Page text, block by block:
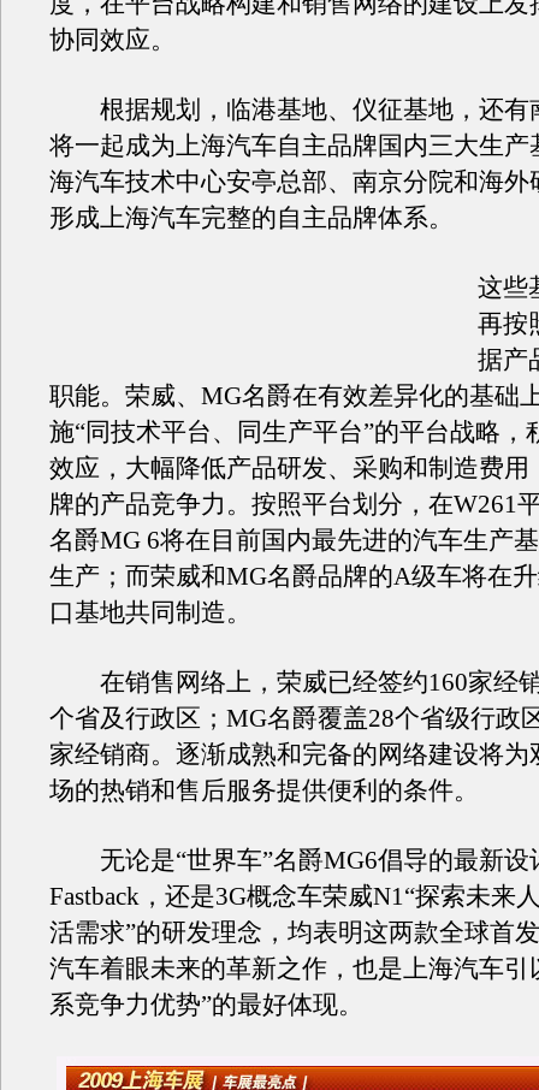
协同效应。
根据规划，临港基地、仪征基地，还有
将一起成为上海汽车自主品牌国内三大生产
海汽车技术中心安亭总部、南京分院和海外
形成上海汽车完整的自主品牌体系。
这些
再按
据产
职能。荣威、MG名爵在有效差异化的基础
施“同技术平台、同生产平台”的平台战略，
效应，大幅降低产品研发、采购和制造费用
牌的产品竞争力。按照平台划分，在W261
名爵MG 6将在目前国内最先进的汽车生产
生产；而荣威和MG名爵品牌的A级车将在
口基地共同制造。
在销售网络上，荣威已经签约160家经
个省及行政区；MG名爵覆盖28个省级行政
家经销商。逐渐成熟和完备的网络建设将为
场的热销和售后服务提供便利的条件。
无论是“世界车”名爵MG6倡导的最新设
Fastback，还是3G概念车荣威N1“探索未来
活需求”的研发理念，均表明这两款全球首
汽车着眼未来的革新之作，也是上海汽车引
系竞争力优势”的最好体现。